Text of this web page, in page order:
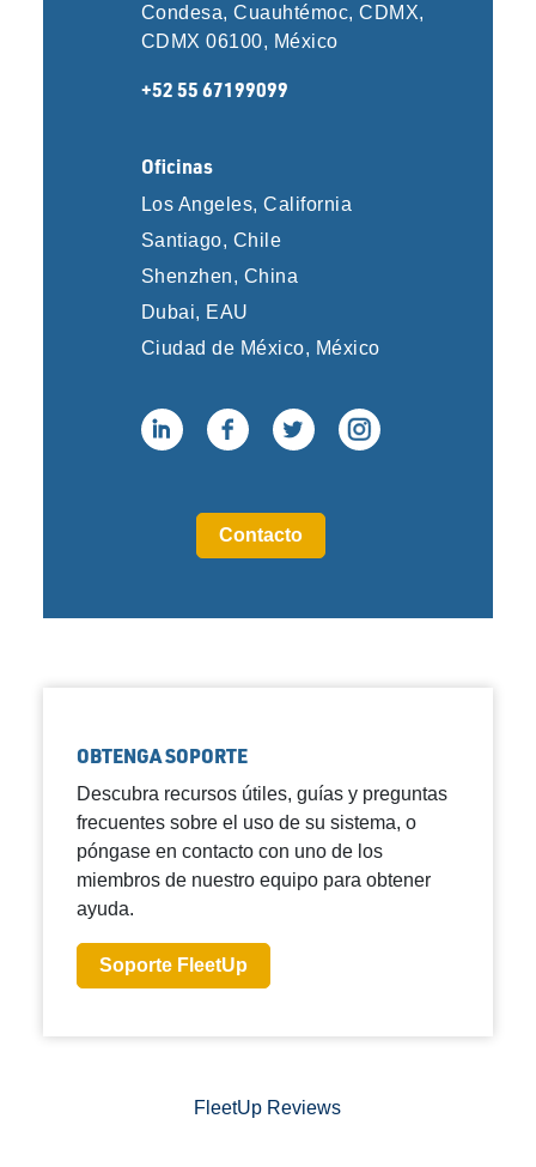
Condesa, Cuauhtémoc, CDMX,
CDMX 06100, México
+52 55 67199099
Oficinas
Los Angeles, California
Santiago, Chile
Shenzhen, China
Dubai, EAU
Ciudad de México, México
Contacto
OBTENGA SOPORTE
Descubra recursos útiles, guías y preguntas
frecuentes sobre el uso de su sistema, o
póngase en contacto con uno de los
miembros de nuestro equipo para obtener
ayuda.
Soporte FleetUp
FleetUp Reviews